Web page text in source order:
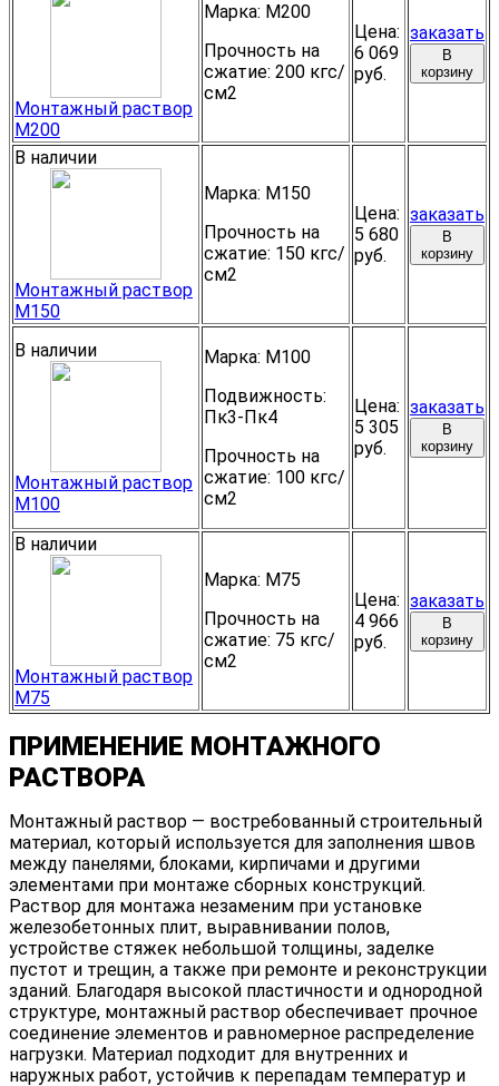
Монтажный раствор
М200
Марка: М200
Прочность на
сжатие: 200 кгс/
см2
Цена:
6 069
руб.
заказать
В
корзину
В наличии
Монтажный раствор
М150
Марка: М150
Прочность на
сжатие: 150 кгс/
см2
Цена:
5 680
руб.
заказать
В
корзину
В наличии
Монтажный раствор
М100
Марка: М100
Подвижность:
Пк3-Пк4
Прочность на
сжатие: 100 кгс/
см2
Цена:
5 305
руб.
заказать
В
корзину
В наличии
Монтажный раствор
М75
Марка: М75
Прочность на
сжатие: 75 кгс/
см2
Цена:
4 966
руб.
заказать
В
корзину
ПРИМЕНЕНИЕ МОНТАЖНОГО
РАСТВОРА
Монтажный раствор — востребованный строительный
материал, который используется для заполнения швов
между панелями, блоками, кирпичами и другими
элементами при монтаже сборных конструкций.
Раствор для монтажа незаменим при установке
железобетонных плит, выравнивании полов,
устройстве стяжек небольшой толщины, заделке
пустот и трещин, а также при ремонте и реконструкции
зданий. Благодаря высокой пластичности и однородной
структуре, монтажный раствор обеспечивает прочное
соединение элементов и равномерное распределение
нагрузки. Материал подходит для внутренних и
наружных работ, устойчив к перепадам температур и